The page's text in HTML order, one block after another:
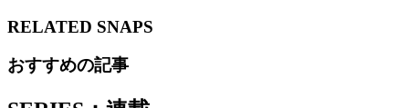
RELATED SNAPS
おすすめの記事